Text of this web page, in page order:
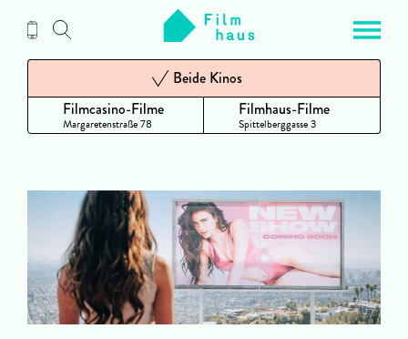
Inhalt
Filmcasino-Filme
Margaretenstraße 78
Beide Kinos
Filmhaus-Filme
Spittelberggasse 3